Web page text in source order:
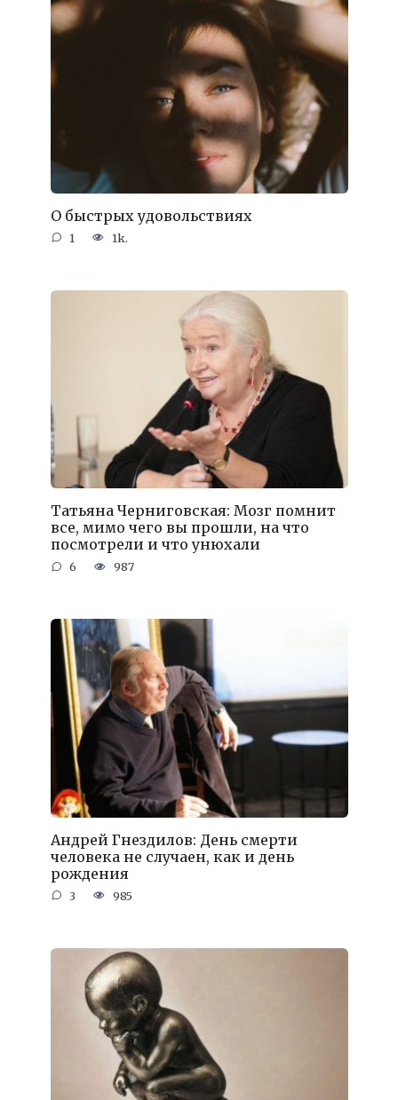
О быстрых удовольствиях
1 1k.
Татьяна Черниговская: Мозг помнит
все, мимо чего вы прошли, на что
посмотрели и что унюхали
6 987
Андрей Гнездилов: День смерти
человека не случаен, как и день
рождения
3 985